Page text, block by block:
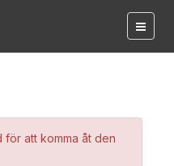
för att komma åt den